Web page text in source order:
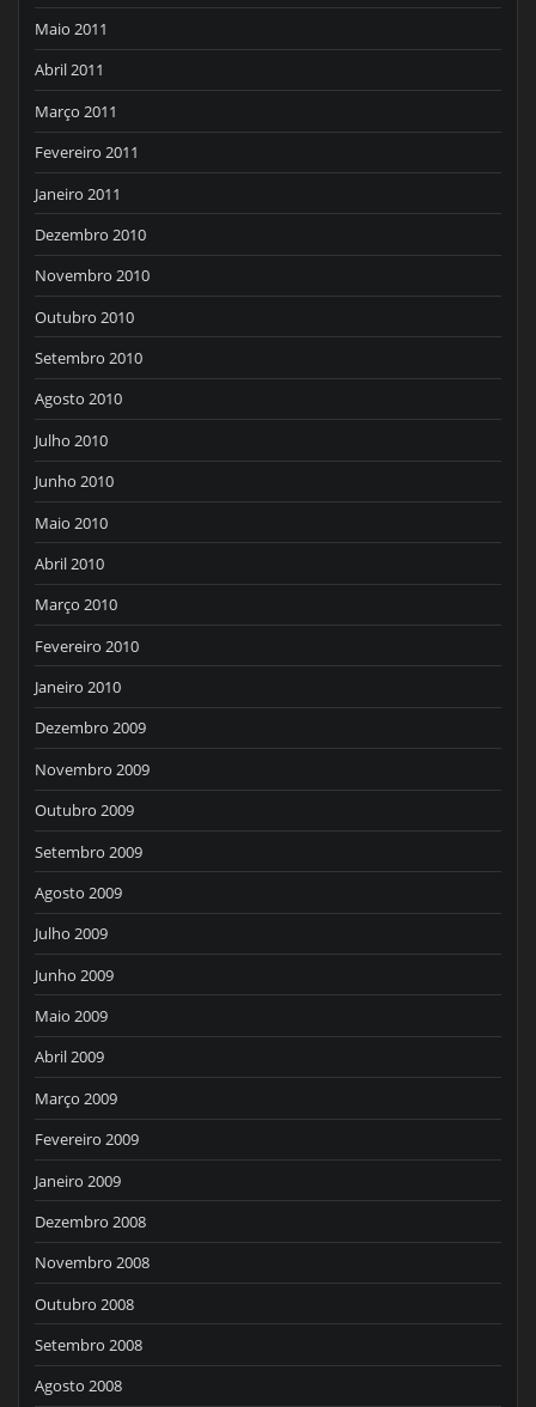
Maio 2011
Abril 2011
Março 2011
Fevereiro 2011
Janeiro 2011
Dezembro 2010
Novembro 2010
Outubro 2010
Setembro 2010
Agosto 2010
Julho 2010
Junho 2010
Maio 2010
Abril 2010
Março 2010
Fevereiro 2010
Janeiro 2010
Dezembro 2009
Novembro 2009
Outubro 2009
Setembro 2009
Agosto 2009
Julho 2009
Junho 2009
Maio 2009
Abril 2009
Março 2009
Fevereiro 2009
Janeiro 2009
Dezembro 2008
Novembro 2008
Outubro 2008
Setembro 2008
Agosto 2008